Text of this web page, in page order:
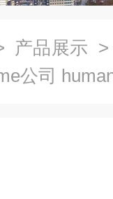
产品展示
公司